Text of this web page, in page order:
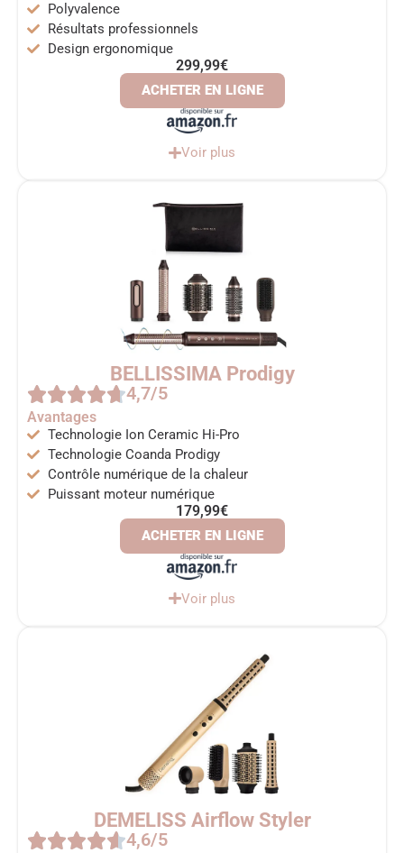
Polyvalence
Résultats professionnels
Design ergonomique
299,99€
ACHETER EN LIGNE
Voir plus
BELLISSIMA Prodigy
4,7/5
Avantages
Technologie Ion Ceramic Hi-Pro
Technologie Coanda Prodigy
Contrôle numérique de la chaleur
Puissant moteur numérique
179,99€
ACHETER EN LIGNE
Voir plus
DEMELISS Airflow Styler
4,6/5